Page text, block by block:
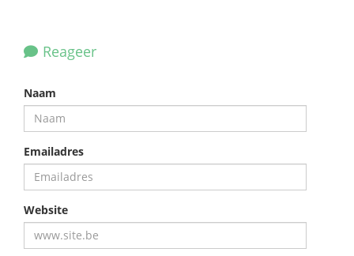
Reageer
Naam
Emailadres
Website